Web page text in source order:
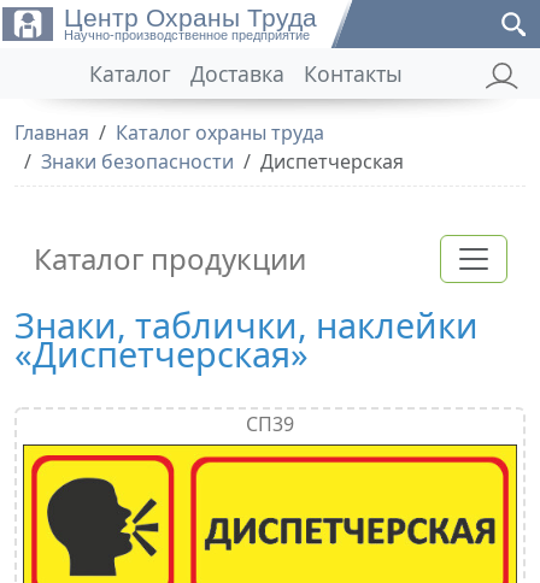
Центр Охраны Труда
Научно-производственное предприятие
Каталог Доставка Контакты
Главная
Каталог охраны труда
Знаки безопасности
Диспетчерская
Каталог продукции
Знаки, таблички, наклейки
«Диспетчерская»
СП39